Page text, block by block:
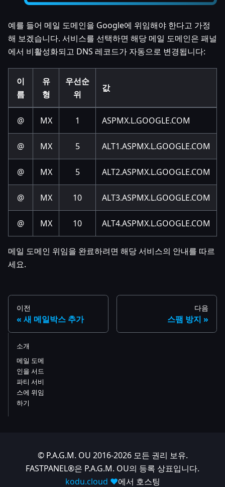
예를 들어 메일 도메인을 Google에 위임해야 한다고 가정
해 보겠습니다. 서비스를 선택하면 해당 메일 도메인은 패널
에서 비활성화되고 DNS 레코드가 자동으로 변경됩니다:
이
름
유
형
우선순
위
값
@ MX 1 ASPMX.L.GOOGLE.COM
@ MX 5 ALT1.ASPMX.L.GOOGLE.COM
@ MX 5 ALT2.ASPMX.L.GOOGLE.COM
@ MX 10 ALT3.ASPMX.L.GOOGLE.COM
@ MX 10 ALT4.ASPMX.L.GOOGLE.COM
메일 도메인 위임을 완료하려면 해당 서비스의 안내를 따르
세요.
이전
새 메일박스 추가
다음
스팸 방지
소개
메일 도메
인을 서드
파티 서비
스에 위임
하기
© P.A.G.M. OU 2016-2026 모든 권리 보유.
FASTPANEL®은 P.A.G.M. OU의 등록 상표입니다.
kodu.cloud ❤️에서 호스팅